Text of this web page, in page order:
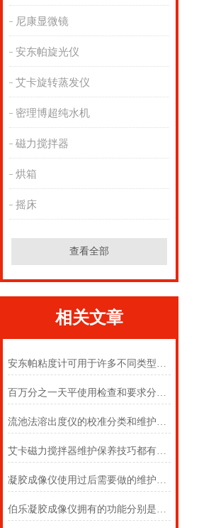
尼康显微镜
安东帕旋光仪
艾卡旋转蒸发仪
密理博超纯水机
磁力搅拌器
烘箱
摇床
查看全部
相关文章
安东帕粘度计可用于许多不同类型的液体
百万分之一天平使用检查和要求分别是什么？
流池法溶出度仪的校准分类和维护保养指南
艾卡磁力搅拌器维护保养技巧都有什么呢？
凝胶成像仪使用过后需要做的维护有什么？
伯乐凝胶成像仪拥有的功能分别是什么？